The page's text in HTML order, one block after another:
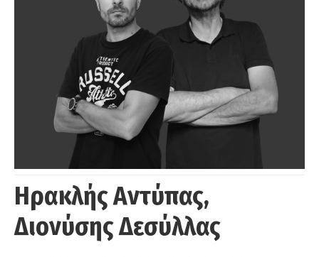
Ηρακλής Αντύπας,
Διονύσης Δεσύλλας